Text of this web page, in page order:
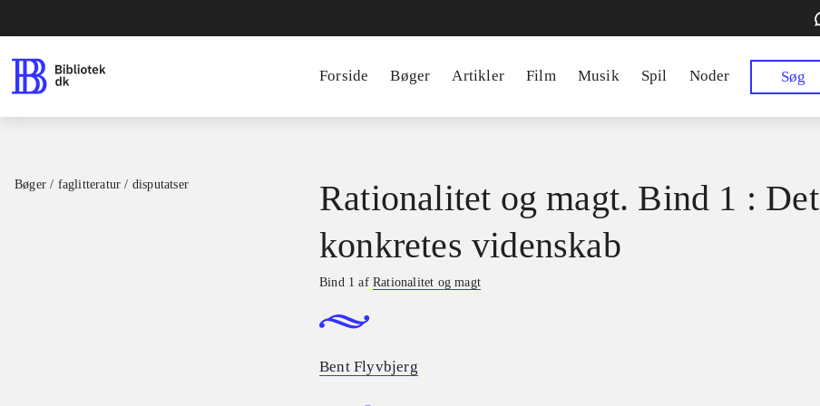
Forside Bøger Artikler Film Musik Spil Noder Søg
Bøger / faglitteratur / disputatser
Rationalitet og magt. Bind 1 : Det
konkretes videnskab
Bind 1 afRationalitet og magt
Bent Flyvbjerg